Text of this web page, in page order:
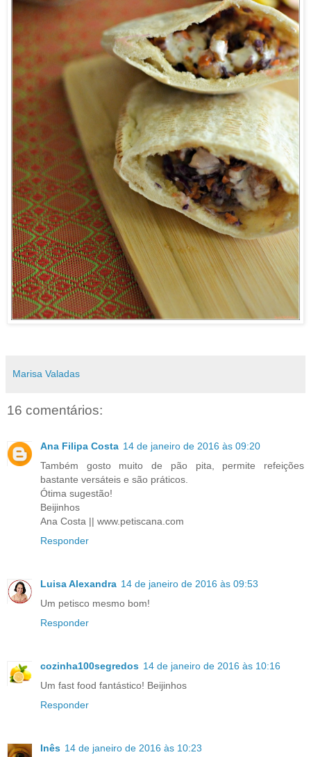
Marisa Valadas
16 comentários:
Ana Filipa Costa 14 de janeiro de 2016 às 09:20
Também gosto muito de pão pita, permite refeições
bastante versáteis e são práticos.
Ótima sugestão!
Beijinhos
Ana Costa || www.petiscana.com
Responder
Luisa Alexandra 14 de janeiro de 2016 às 09:53
Um petisco mesmo bom!
Responder
cozinha100segredos 14 de janeiro de 2016 às 10:16
Um fast food fantástico! Beijinhos
Responder
Inês 14 de janeiro de 2016 às 10:23